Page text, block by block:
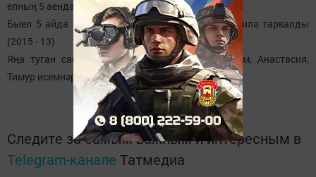
елның 5 аенда - 83).
Быел 5 айда 17 пар өйләнеште (2015- 16), 12 гаилә таркалды
(2015 - 13).
Яңа туган сабыйларга Екатерина, Азалия, Артем, Анастасия,
Тимур исемнәрен күбрәк бирәләр.
Следите за самым важным и интересным в
Telegram-канале Татмедиа